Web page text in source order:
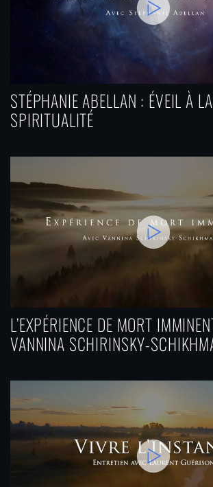
STÉPHANIE ABELLAN : ÉVEIL À LA
SPIRITUALITÉ
L’EXPÉRIENCE DE MORT
VANNINA SCHIRINSKY-